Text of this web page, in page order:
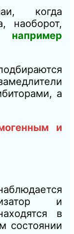
когда
наоборот,
например
а
и
и
в
состоянии